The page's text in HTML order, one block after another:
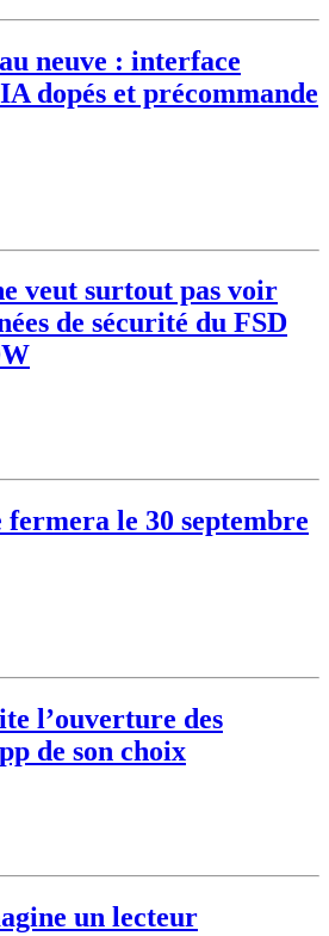
neuve : interface
dopés et précommande
veut surtout pas voir
de sécurité du FSD
le 30 septembre
l’ouverture des
de son choix
un lecteur